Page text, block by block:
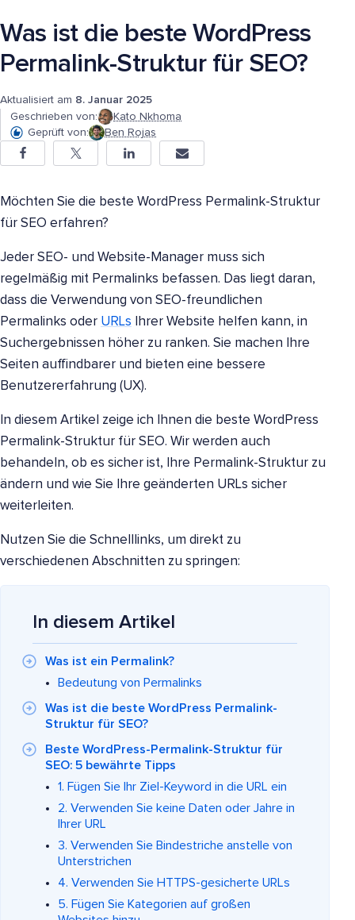
Was ist die beste WordPress
Permalink-Struktur für SEO?
Aktualisiert am 8. Januar 2025
Geschrieben von:
Kato Nkhoma
Geprüft von:
Ben Rojas
Möchten Sie die beste WordPress Permalink-Struktur
für SEO erfahren?
Jeder SEO- und Website-Manager muss sich
regelmäßig mit Permalinks befassen. Das liegt daran,
dass die Verwendung von SEO-freundlichen
Permalinks oder URLs Ihrer Website helfen kann, in
Suchergebnissen höher zu ranken. Sie machen Ihre
Seiten auffindbarer und bieten eine bessere
Benutzererfahrung (UX).
In diesem Artikel zeige ich Ihnen die beste WordPress
Permalink-Struktur für SEO. Wir werden auch
behandeln, ob es sicher ist, Ihre Permalink-Struktur zu
ändern und wie Sie Ihre geänderten URLs sicher
weiterleiten.
Nutzen Sie die Schnelllinks, um direkt zu
verschiedenen Abschnitten zu springen:
In diesem Artikel
Was ist ein Permalink?
Bedeutung von Permalinks
Was ist die beste WordPress Permalink-
Struktur für SEO?
Beste WordPress-Permalink-Struktur für
SEO: 5 bewährte Tipps
1. Fügen Sie Ihr Ziel-Keyword in die URL ein
2. Verwenden Sie keine Daten oder Jahre in
Ihrer URL
3. Verwenden Sie Bindestriche anstelle von
Unterstrichen
4. Verwenden Sie HTTPS-gesicherte URLs
5. Fügen Sie Kategorien auf großen